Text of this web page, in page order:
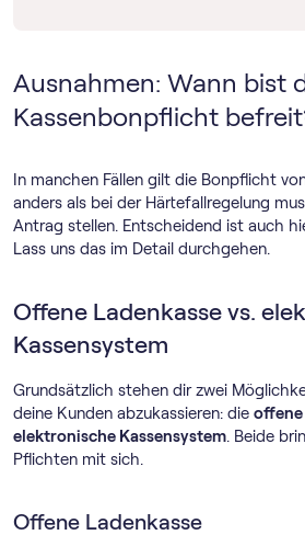
Ausnahmen: Wann bist
Kassenbonpflicht
In manchen Fällen gilt die Bonpflicht
anders als bei der Härtefallregelung
Antrag stellen. Entscheidend ist auch
Lass uns das im Detail durchgehen.
Offene Ladenkasse vs.
Kassensystem
Grundsätzlich stehen dir zwei
deine Kunden abzukassieren: die offene
elektronische Kassensystem. Beide
Pflichten mit sich.
Offene Ladenkasse